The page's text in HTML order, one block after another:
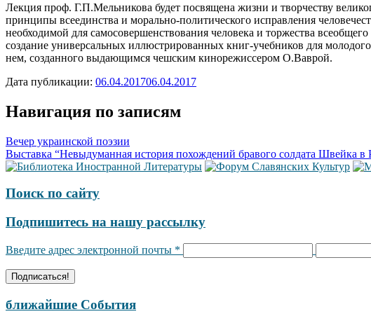
Лекция проф. Г.П.Мельникова будет посвящена жизни и творчеству
принципы всеединства и морально-политического исправления
необходимой для самосовершенствования человека и торжества
создание универсальных иллюстрированных книг-учебников для
нем, созданного выдающимся чешским кинорежиссером О.Ваврой.
Дата публикации: 06.04.201706.04.2017
Навигация по записям
Вечер украинской поэзии
Выставка “Невыдуманная история похождений бравого солдата Швейка в
Поиск по сайту
Подпишитесь на нашу рассылку
Введите адрес электронной почты *
ближайшие События